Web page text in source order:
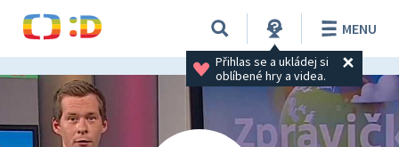
Přihlas se a ukládej si
oblíbené hry a videa.
MENU